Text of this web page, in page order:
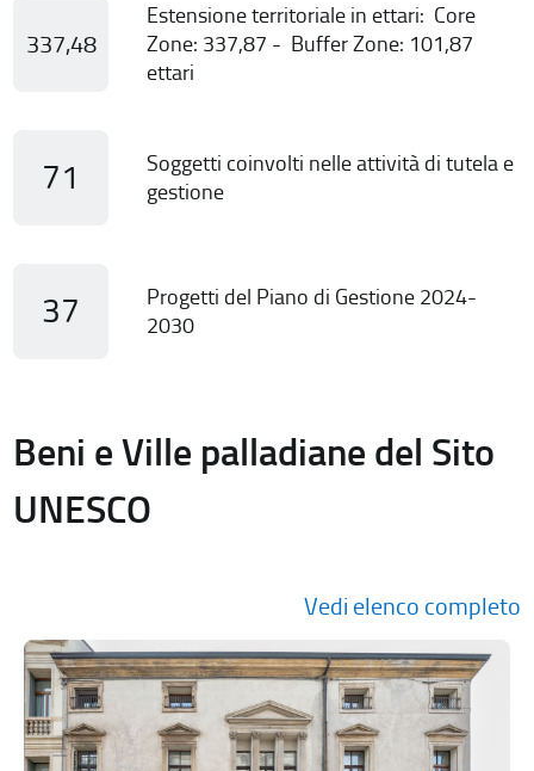
337,48
Estensione territoriale in ettari: Core
Zone: 337,87 - Buffer Zone: 101,87
ettari
71
Soggetti coinvolti nelle attività di tutela e
gestione
37
Progetti del Piano di Gestione 2024-
2030
Beni e Ville palladiane del Sito
UNESCO
Vedi elenco completo